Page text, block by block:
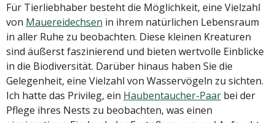
Für Tierliebhaber besteht die Möglichkeit, eine Vielzahl
von Mauereidechsen in ihrem natürlichen Lebensraum
in aller Ruhe zu beobachten. Diese kleinen Kreaturen
sind äußerst faszinierend und bieten wertvolle Einblicke
in die Biodiversität. Darüber hinaus haben Sie die
Gelegenheit, eine Vielzahl von Wasservögeln zu sichten.
Ich hatte das Privileg, ein Haubentaucher-Paar bei der
Pflege ihres Nests zu beobachten, was einen